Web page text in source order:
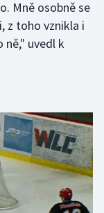
Mně osobně se
z toho vznikla i
ně," uvedl k